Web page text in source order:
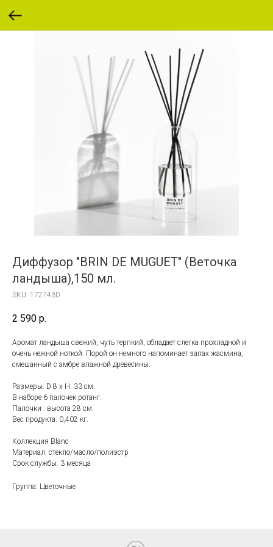
Диффузор "BRIN DE MUGUET" (Веточка
ландыша),150 мл.
SKU: 172743D
2 590 р.
Аромат ландыша свежий, чуть терпкий, обладает слегка прохладной и
очень нежной ноткой. Порой он немного напоминает запах жасмина,
смешанный с амбре влажной древесины.
Размеры: D 8 x H. 33 см.
В наборе 6 палочек ротанг.
Палочки : высота 28 см.
Вес продукта: 0,402 кг.
Коллекция Blanc
Материал: стекло/масло/полиэстр
Срок службы: 3 месяца
Группа: Цветочные